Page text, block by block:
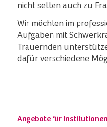
nicht selten auch zu
Wir möchten im
Aufgaben mit
Trauernden
dafür verschiedene
Angebote für Institutionen